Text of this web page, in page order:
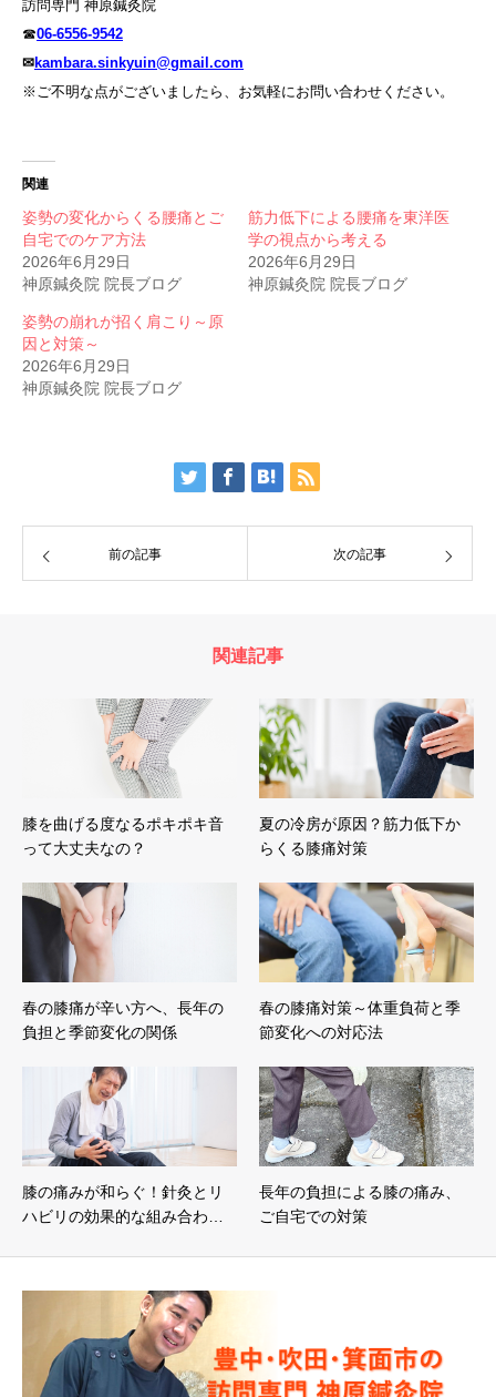
訪問専門 神原鍼灸院
☎06-6556-9542
✉kambara.sinkyuin@gmail.com
※ご不明な点がございましたら、お気軽にお問い合わせください。
関連
姿勢の変化からくる腰痛とご
自宅でのケア方法
2026年6月29日
神原鍼灸院 院長ブログ
筋力低下による腰痛を東洋医
学の視点から考える
2026年6月29日
神原鍼灸院 院長ブログ
姿勢の崩れが招く肩こり～原
因と対策～
2026年6月29日
神原鍼灸院 院長ブログ
前の記事 次の記事
関連記事
膝を曲げる度なるポキポキ音
って大丈夫なの？
夏の冷房が原因？筋力低下か
らくる膝痛対策
春の膝痛が辛い方へ、長年の
負担と季節変化の関係
春の膝痛対策～体重負荷と季
節変化への対応法
膝の痛みが和らぐ！針灸とリ
ハビリの効果的な組み合わ…
長年の負担による膝の痛み、
ご自宅での対策